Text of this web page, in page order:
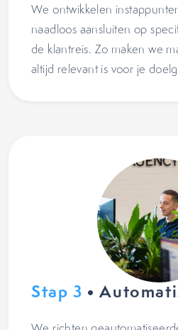
We ontwikkelen
naadloos aansluiten op
de klantreis. Zo maken we
altijd relevant is voor je
Stap 3 •